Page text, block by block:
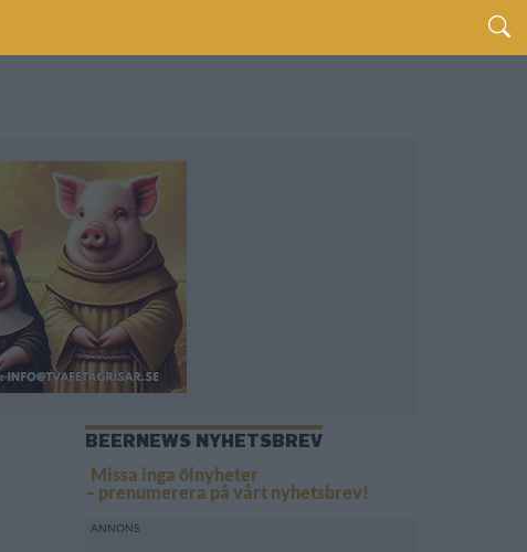
BEERNEWS NYHETSBREV
Missa inga ölnyheter
– prenumerera på vårt nyhetsbrev!